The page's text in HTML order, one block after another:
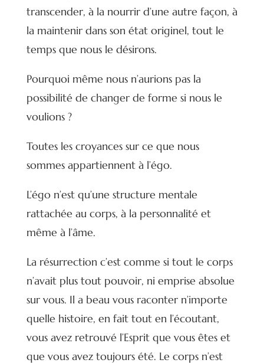
transcender, à la nourrir d’une autre façon, à
la maintenir dans son état originel, tout le
temps que nous le désirons.
Pourquoi même nous n’aurions pas la
possibilité de changer de forme si nous le
voulions ?
Toutes les croyances sur ce que nous
sommes appartiennent à l’égo.
L’égo n’est qu’une structure mentale
rattachée au corps, à la personnalité et
même à l’âme.
La résurrection c’est comme si tout le corps
n’avait plus tout pouvoir, ni emprise absolue
sur vous. Il a beau vous raconter n’importe
quelle histoire, en fait tout en l’écoutant,
vous avez retrouvé l’Esprit que vous êtes et
que vous avez toujours été. Le corps n’est